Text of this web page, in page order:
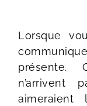
Lorsque
présente.
n’arrivent